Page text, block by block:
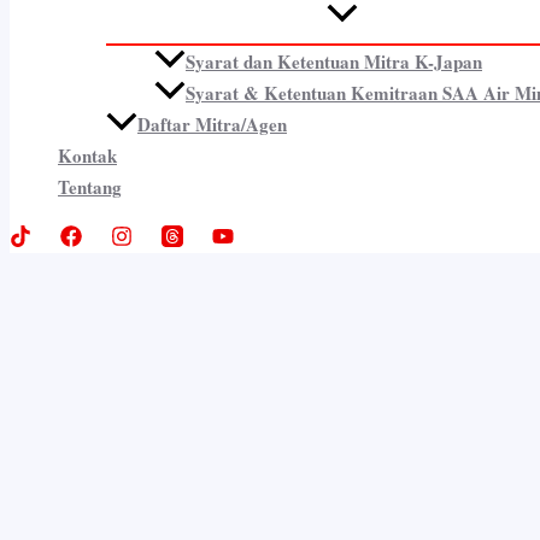
Syarat dan Ketentuan Mitra K-Japan
Syarat & Ketentuan Kemitraan SAA Air
Daftar Mitra/Agen
Kontak
Tentang